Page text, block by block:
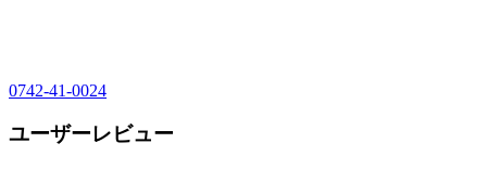
0742-41-0024
ユーザーレビュー